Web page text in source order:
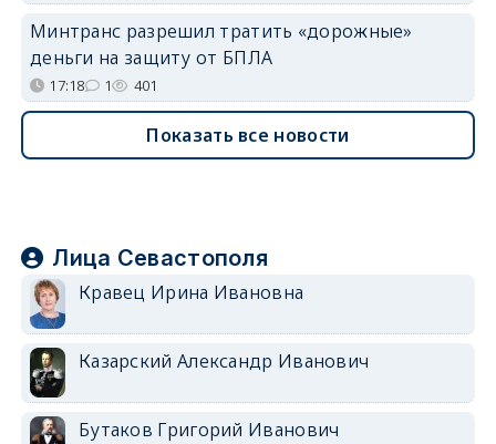
Минтранс разрешил тратить «дорожные»
деньги на защиту от БПЛА
17:18 1 401
Показать все новости
Лица Севастополя
Кравец Ирина Ивановна
Казарский Александр Иванович
Бутаков Григорий Иванович